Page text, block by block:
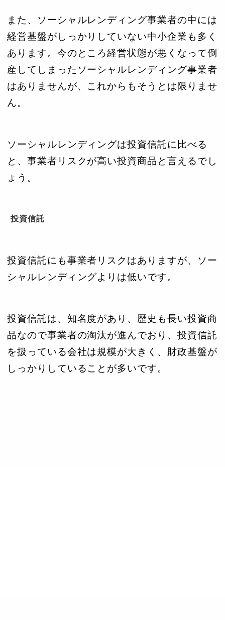
また、ソーシャルレンディング事業者の中には
経営基盤がしっかりしていない中小企業も多く
あります。今のところ経営状態が悪くなって倒
産してしまったソーシャルレンディング事業者
はありませんが、これからもそうとは限りませ
ん。
ソーシャルレンディングは投資信託に比べる
と、事業者リスクが高い投資商品と言えるでし
ょう。
投資信託
投資信託にも事業者リスクはありますが、ソー
シャルレンディングよりは低いです。
投資信託は、知名度があり、歴史も長い投資商
品なので事業者の淘汰が進んでおり、投資信託
を扱っている会社は規模が大きく、財政基盤が
しっかりしていることが多いです。